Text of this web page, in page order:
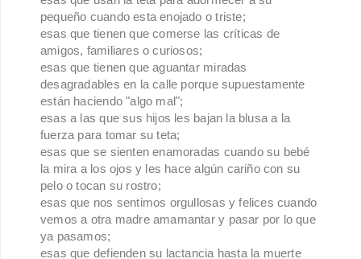
pequeño cuando esta enojado o triste;
esas que tienen que comerse las críticas de
amigos, familiares o curiosos;
esas que tienen que aguantar miradas
desagradables en la calle porque supuestamente
están haciendo "algo mal";
esas a las que sus hijos les bajan la blusa a la
fuerza para tomar su teta;
esas que se sienten enamoradas cuando su bebé
la mira a los ojos y les hace algún cariño con su
pelo o tocan su rostro;
esas que nos sentimos orgullosas y felices cuando
vemos a otra madre amamantar y pasar por lo que
ya pasamos;
esas que defienden su lactancia hasta la muerte